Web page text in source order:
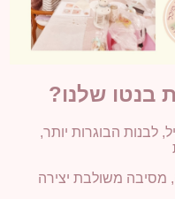
בנטו שלנו?
לבנות הבוגרות יותר,
מסיבה משולבת יצירה